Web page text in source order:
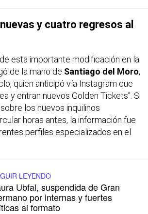
y cuatro regresos al
esta importante modificación en la
de la mano de Santiago del Moro,
quien anticipó vía Instagram que
y entran nuevos Golden Tickets”. Si
los nuevos inquilinos
horas antes, la información fue
perfiles especializados en el
LEYENDO
Ubfal, suspendida de Gran
por internas y fuertes
al formato